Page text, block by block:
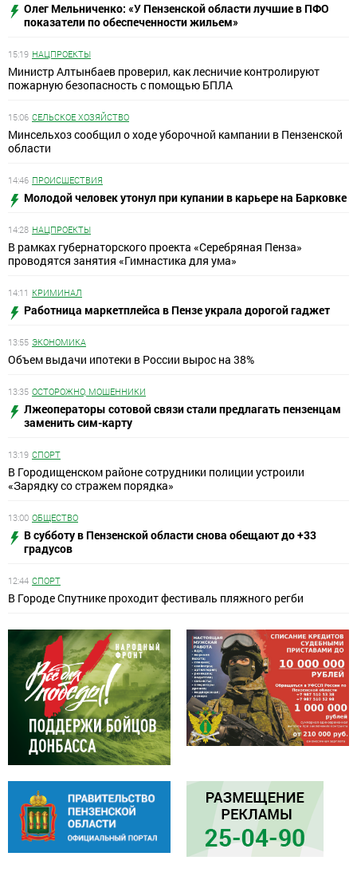
Олег Мельниченко: «У Пензенской области лучшие в ПФО
показатели по обеспеченности жильем»
15:19 НАЦПРОЕКТЫ
Министр Алтынбаев проверил, как лесничие контролируют
пожарную безопасность с помощью БПЛА
15:06 СЕЛЬСКОЕ ХОЗЯЙСТВО
Минсельхоз сообщил о ходе уборочной кампании в Пензенской
области
14:46 ПРОИСШЕСТВИЯ
Молодой человек утонул при купании в карьере на Барковке
14:28 НАЦПРОЕКТЫ
В рамках губернаторского проекта «Серебряная Пенза»
проводятся занятия «Гимнастика для ума»
14:11 КРИМИНАЛ
Работница маркетплейса в Пензе украла дорогой гаджет
13:55 ЭКОНОМИКА
Объем выдачи ипотеки в России вырос на 38%
13:35 ОСТОРОЖНО, МОШЕННИКИ
Лжеоператоры сотовой связи стали предлагать пензенцам
заменить сим-карту
13:19 СПОРТ
В Городищенском районе сотрудники полиции устроили
«Зарядку со стражем порядка»
13:00 ОБЩЕСТВО
В субботу в Пензенской области снова обещают до +33
градусов
12:44 СПОРТ
В Городе Спутнике проходит фестиваль пляжного регби